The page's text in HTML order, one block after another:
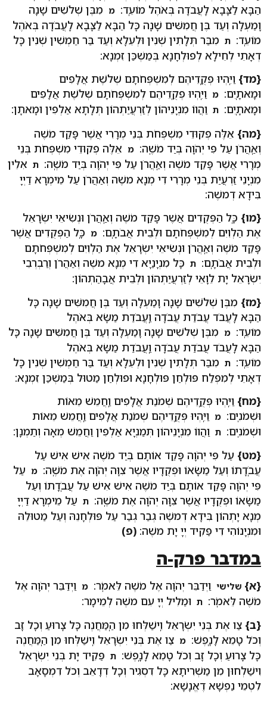
הַבָּא לַצָּבָא לַֽעֲבֹדָה בְּאֹהֶל מוֹעֵֽד: מ מִבֶּן שְׁלֹשִׁים שָׁנָה
וָמַעְלָה וְעַד בֶּן חֲמִשִּׁים שָׁנָה כָּל הַבָּא לַצָּבָא לַֽעֲבֹדָה בְּאֹהֶל
מוֹעֵֽד: ת מִבַּר תְּלָתִין שְׁנִין וּלְעֵלָא וְעַד בַּר חַמְשִׁין שְׁנִין כָּל
דְאָתֵי לְחֵילָא לְפוּלְחָנָא בְּמַשְׁכַּן זִמְנָא:
{מד} וַיִּֽהְיוּ פְקֻֽדֵיהֶם לְמִשְׁפְּחֹתָם שְׁלֹשֶׁת אֲלָפִים
וּמָאתָֽיִם: מ וַיִּֽהְיוּ פְקֻֽדֵיהֶם לְמִשְׁפְּחֹתָם שְׁלֹשֶׁת אֲלָפִים
וּמָאתָֽיִם: ת וַהֲווֹ מִנְיָנֵיהוֹן לְזַרְעֲיַתְהוֹן תְּלָתָא אַלְפִין וּמָאתָן:
{מה} אֵלֶּה פְקוּדֵי מִשְׁפְּחֹת בְּנֵי מְרָרִי אֲשֶׁר פָּקַד מֹשֶׁה
וְאַֽהֲרֹן עַל פִּי יְהֹוָה בְּיַד מֹשֶֽׁה: מ אֵלֶּה פְקוּדֵי מִשְׁפְּחֹת בְּנֵי
מְרָרִי אֲשֶׁר פָּקַד מֹשֶׁה וְאַֽהֲרֹן עַל פִּי יְהֹוָה בְּיַד מֹשֶֽׁה: ת אִלֵין
מִנְיָנֵי זַרְעֲיַת בְּנֵי מְרָרִי דִי מְנָא משֶׁה וְאַהֲרֹן עַל מֵימְרָא דַיְיָ
בִּידָא דְמשֶׁה:
{מו} כָּֽל הַפְּקֻדִים אֲשֶׁר פָּקַד מֹשֶׁה וְאַֽהֲרֹן וּנְשִׂיאֵי יִשְׂרָאֵל
אֶת הַלְוִיִּם לְמִשְׁפְּחֹתָם וּלְבֵית אֲבֹתָֽם: מ כָּֽל הַפְּקֻדִים אֲשֶׁר
פָּקַד מֹשֶׁה וְאַֽהֲרֹן וּנְשִׂיאֵי יִשְׂרָאֵל אֶת הַלְוִיִּם לְמִשְׁפְּחֹתָם
וּלְבֵית אֲבֹתָֽם: ת כָּל מִנְיָנַיָא דִי מְנָא משֶׁה וְאַהֲרֹן וְרַבְרְבֵי
יִשְׂרָאֵל יָת לֵוָאֵי לְזַרְעֲיַתְהוֹן וּלְבֵית אֲבָהַתְהוֹן:
{מז} מִבֶּן שְׁלֹשִׁים שָׁנָה וָמַעְלָה וְעַד בֶּן חֲמִשִּׁים שָׁנָה כָּל
הַבָּא לַֽעֲבֹד עֲבֹדַת עֲבֹדָה וַֽעֲבֹדַת מַשָּׂא בְּאֹהֶל
מוֹעֵֽד: מ מִבֶּן שְׁלֹשִׁים שָׁנָה וָמַעְלָה וְעַד בֶּן חֲמִשִּׁים שָׁנָה כָּל
הַבָּא לַֽעֲבֹד עֲבֹדַת עֲבֹדָה וַֽעֲבֹדַת מַשָּׂא בְּאֹהֶל
מוֹעֵֽד: ת מִבַּר תְּלָתִין שְׁנִין וּלְעֵלָא וְעַד בַּר חַמְשִׁין שְׁנִין כָּל
דְאָתֵי לְמִפְלַח פּוּלְחַן פּוּלְחָנָא וּפוּלְחַן מַטוּל בְּמַשְׁכַּן זִמְנָא:
{מח} וַיִּֽהְיוּ פְּקֻֽדֵיהֶם שְׁמֹנַת אֲלָפִים וַֽחֲמֵשׁ מֵאוֹת
וּשְׁמֹנִֽים: מ וַיִּֽהְיוּ פְּקֻֽדֵיהֶם שְׁמֹנַת אֲלָפִים וַֽחֲמֵשׁ מֵאוֹת
וּשְׁמֹנִֽים: ת וַהֲווֹ מִנְיָנֵיהוֹן תְּמַנְיָא אַלְפִין וַחֲמֵשׁ מְאָה וְתַמְנָן:
{מט} עַל פִּי יְהֹוָה פָּקַד אוֹתָם בְּיַד מֹשֶׁה אִישׁ אִישׁ עַל
עֲבֹֽדָתוֹ וְעַל מַשָּׂאוֹ וּפְקֻדָיו אֲשֶׁר צִוָּה יְהֹוָה אֶת מֹשֶֽׁה: מ עַל
פִּי יְהֹוָה פָּקַד אוֹתָם בְּיַד מֹשֶׁה אִישׁ אִישׁ עַל עֲבֹֽדָתוֹ וְעַל
מַשָּׂאוֹ וּפְקֻדָיו אֲשֶׁר צִוָּה יְהֹוָה אֶת מֹשֶֽׁה: ת עַל מֵימְרָא דַיְיָ
מְנָא יָתְהוֹן בִּידָא דְמשֶׁה גְבַר גְבַר עַל פּוּלְחָנֵהּ וְעַל מַטוּלֵהּ
וּמִנְיָנוֹהִי דִי פַקִיד יְיָ יָת משֶׁה: (פ)
במדבר פרק-ה
{א} שלישי וַיְדַבֵּר יְהֹוָה אֶל מֹשֶׁה לֵּאמֹֽר: מ וַיְדַבֵּר יְהֹוָה אֶל
מֹשֶׁה לֵּאמֹֽר: ת וּמַלִיל יְיָ עִם משֶׁה לְמֵימָר:
{ב} צַו אֶת בְּנֵי יִשְׂרָאֵל וִֽישַׁלְּחוּ מִן הַֽמַּחֲנֶה כָּל צָרוּעַ וְכָל זָב
וְכֹל טָמֵא לָנָֽפֶשׁ: מ צַו אֶת בְּנֵי יִשְׂרָאֵל וִֽישַׁלְּחוּ מִן הַֽמַּחֲנֶה
כָּל צָרוּעַ וְכָל זָב וְכֹל טָמֵא לָנָֽפֶשׁ: ת פַּקֵיד יָת בְּנֵי יִשְׂרָאֵל
וִישַׁלְחוּן מִן מַשְׁרִיתָא כָּל דִסְגִיר וְכָל דְדָאֵב וְכֹל דִמְסָאָב
לִטְמֵי נַפְשָׁא דֶאֱנָשָׁא: